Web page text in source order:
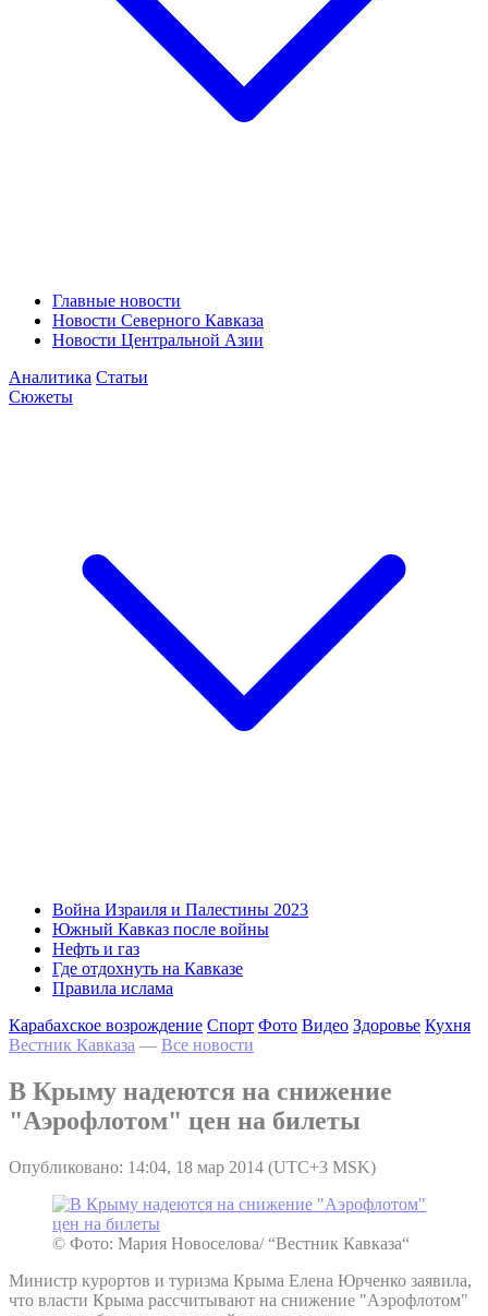
Главные новости
Новости Северного Кавказа
Новости Центральной Азии
Аналитика Статьи
Сюжеты
Война Израиля и Палестины 2023
Южный Кавказ после войны
Нефть и газ
Где отдохнуть на Кавказе
Правила ислама
Карабахское возрождение Спорт Фото Видео Здоровье Кухня
Вестник Кавказа — Все новости
В Крыму надеются на снижение
"Аэрофлотом" цен на билеты
Опубликовано: 14:04, 18 мар 2014 (UTC+3 MSK)
© Фото: Мария Новоселова/ “Вестник Кавказа“
Министр курортов и туризма Крыма Елена Юрченко заявила,
что власти Крыма рассчитывают на снижение "Аэрофлотом"